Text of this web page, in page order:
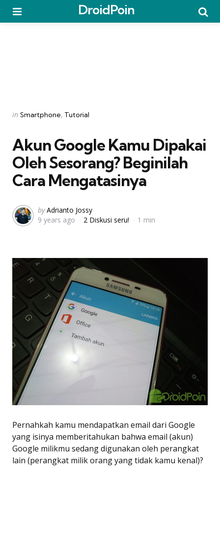
DroidPoin
Categories
Posted
in Smartphone Tutorial
Akun Google Kamu Dipakai
Oleh Sesorang? Beginilah
Cara Mengatasinya
Posted
by
by Adrianto Jossy
9 years ago
2 Diskusi seru! 1 min
Pernahkah kamu mendapatkan email dari Google
yang isinya memberitahukan bahwa email (akun)
Google milikmu sedang digunakan oleh perangkat
lain (perangkat milik orang yang tidak kamu kenal)?